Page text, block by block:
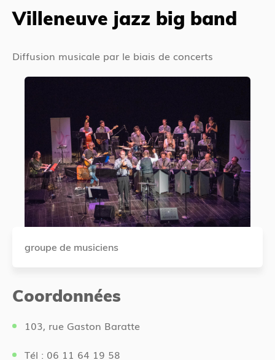
Villeneuve jazz big band
Diffusion musicale par le biais de concerts
groupe de musiciens
Coordonnées
103, rue Gaston Baratte
Tél : 06 11 64 19 58